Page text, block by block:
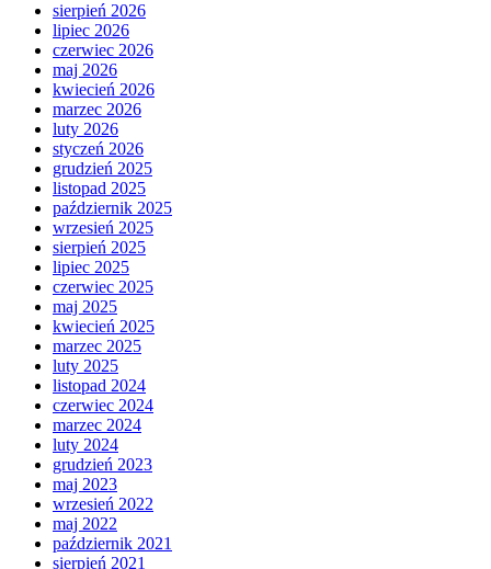
sierpień 2026
lipiec 2026
czerwiec 2026
maj 2026
kwiecień 2026
marzec 2026
luty 2026
styczeń 2026
grudzień 2025
listopad 2025
październik 2025
wrzesień 2025
sierpień 2025
lipiec 2025
czerwiec 2025
maj 2025
kwiecień 2025
marzec 2025
luty 2025
listopad 2024
czerwiec 2024
marzec 2024
luty 2024
grudzień 2023
maj 2023
wrzesień 2022
maj 2022
październik 2021
sierpień 2021